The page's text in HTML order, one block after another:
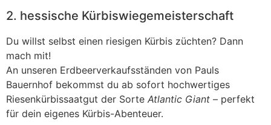
2. hessische Kürbiswiegemeisterschaft
Du willst selbst einen riesigen Kürbis züchten? Dann
mach mit!
An unseren Erdbeerverkaufsständen von Pauls
Bauernhof bekommst du ab sofort hochwertiges
Riesenkürbissaatgut der Sorte Atlantic Giant – perfekt
für dein eigenes Kürbis-Abenteuer.